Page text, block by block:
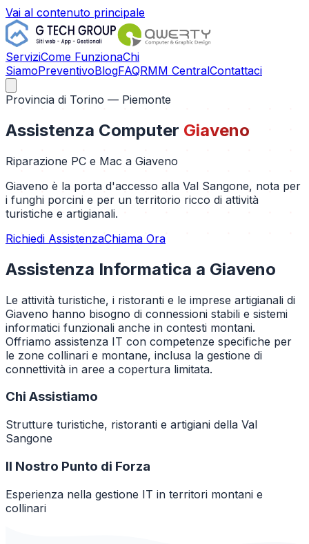
Vai al contenuto principale
ServiziCome FunzionaChi
SiamoPreventivoBlogFAQRMM CentralContattaci
Provincia di Torino — Piemonte
Assistenza Computer Giaveno
Riparazione PC e Mac a Giaveno
Giaveno è la porta d'accesso alla Val Sangone, nota per
i funghi porcini e per un territorio ricco di attività
turistiche e artigianali.
Richiedi AssistenzaChiama Ora
Assistenza Informatica a Giaveno
Le attività turistiche, i ristoranti e le imprese artigianali di
Giaveno hanno bisogno di connessioni stabili e sistemi
informatici funzionali anche in contesti montani.
Offriamo assistenza IT con competenze specifiche per
le zone collinari e montane, inclusa la gestione di
connettività in aree a copertura limitata.
Chi Assistiamo
Strutture turistiche, ristoranti e artigiani della Val
Sangone
Il Nostro Punto di Forza
Esperienza nella gestione IT in territori montani e
collinari